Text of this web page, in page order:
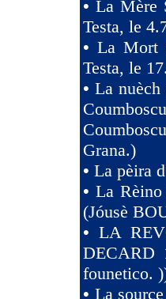
•La Mère
Testa, le
• La Mort
Testa, le
• La nuèch
Grana.)
• La pèira
• La
(Jóusè
• LA
DECARD
founetico.
• La